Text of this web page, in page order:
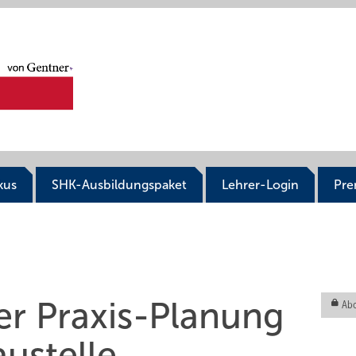
SHK-Ausbildungspaket Lehrer-Login
Praxis-Planung